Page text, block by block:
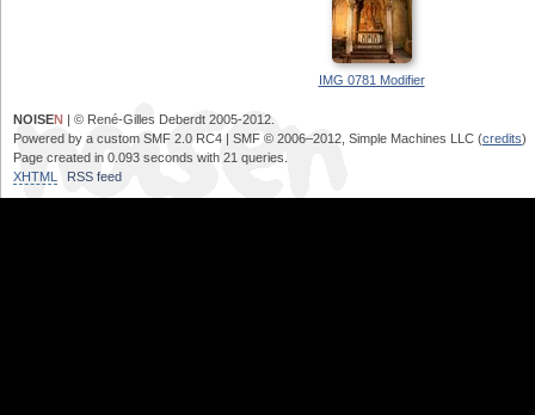
IMG 0781 Modifier
NOISEN | © René-Gilles Deberdt 2005-2012.
Powered by a custom SMF 2.0 RC4 | SMF © 2006–2012, Simple Machines LLC (credits)
Page created in 0.093 seconds with 21 queries.
XHTML
RSS feed